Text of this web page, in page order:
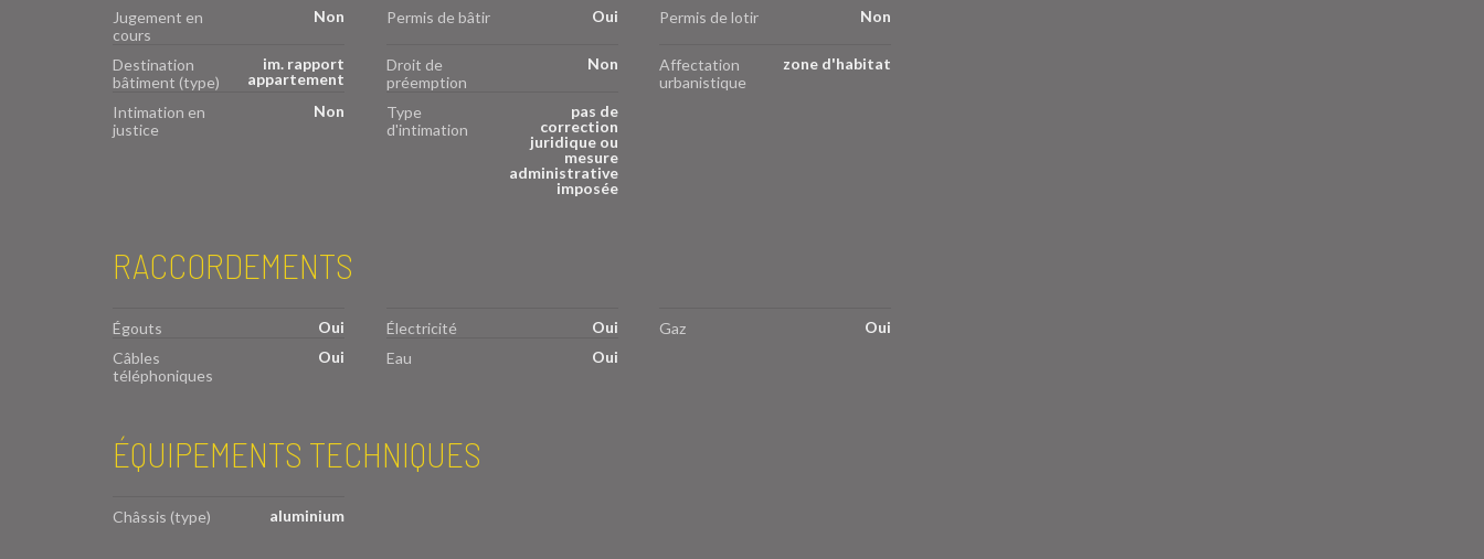
Jugement en
cours
Non Permis de bâtir Oui Permis de lotir Non
Destination
bâtiment (type)
im. rapport
appartement
Droit de
préemption
Non
Affectation
urbanistique
zone d'habitat
Intimation en
justice
Non
Type
d'intimation
pas de
correction
juridique ou
mesure
administrative
imposée
RACCORDEMENTS
Égouts Oui Électricité Oui Gaz
Oui
Câbles
téléphoniques
Oui Eau Oui
ÉQUIPEMENTS TECHNIQUES
Châssis (type) aluminium